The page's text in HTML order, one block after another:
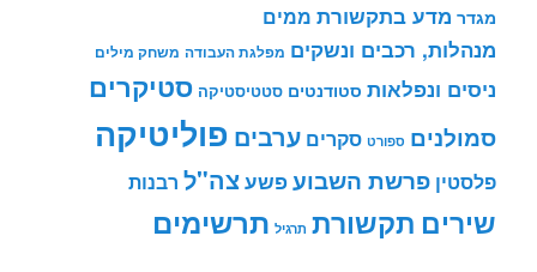
מגדר מדע בתקשורת ממים
מנהלות, רכבים ונשקים מפלגת העבודה משחק מילים
ניסים ונפלאות סטודנטים סטטיסטיקה סטיקרים
סמולנים ספורט סקרים ערבים פוליטיקה
פלסטין פרשת השבועפשעצה"ל רבנות
שירים תקשורת תרגיל תרשימים